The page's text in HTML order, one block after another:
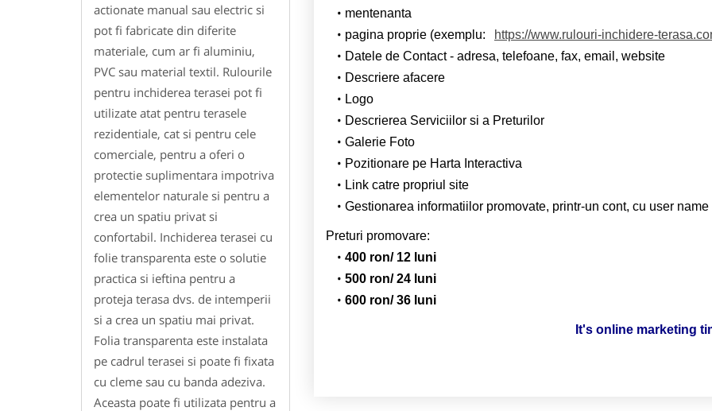
actionate manual sau electric si
pot fi fabricate din diferite
materiale, cum ar fi aluminiu,
PVC sau material textil. Rulourile
pentru inchiderea terasei pot fi
utilizate atat pentru terasele
rezidentiale, cat si pentru cele
comerciale, pentru a oferi o
protectie suplimentara impotriva
elementelor naturale si pentru a
crea un spatiu privat si
confortabil. Inchiderea terasei cu
folie transparenta este o solutie
practica si ieftina pentru a
proteja terasa dvs. de intemperii
si a crea un spatiu mai privat.
Folia transparenta este instalata
pe cadrul terasei si poate fi fixata
cu cleme sau cu banda adeziva.
Aceasta poate fi utilizata pentru a
mentenanta
pagina proprie (exemplu:
https://www.rulouri-inchidere-
Datele de Contact - adresa, telefoane, fax, email, website
Descriere afacere
Logo
Descrierea Serviciilor si a Preturilor
Galerie Foto
Pozitionare pe Harta Interactiva
Link catre propriul site
Gestionarea informatiilor promovate, printr-un cont, cu user
Preturi promovare:
400 ron/ 12 luni
500 ron/ 24 luni
600 ron/ 36 luni
It's online marketing